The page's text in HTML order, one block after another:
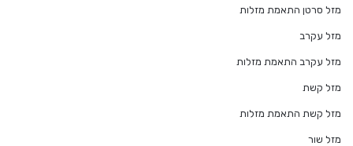
מזל סרטן התאמת מזלות
מזל עקרב
מזל עקרב התאמת מזלות
מזל קשת
מזל קשת התאמת מזלות
מזל שור